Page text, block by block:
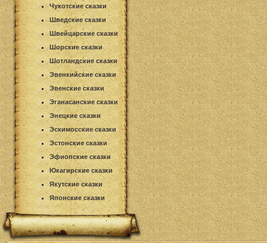
Чукотские сказки
Шведские сказки
Швейцарские сказки
Шорские сказки
Шотландские сказки
Эвенкийские сказки
Эвенские сказки
Эганасанские сказки
Энецкие сказки
Эскимосские сказки
Эстонские сказки
Эфиопские сказки
Юкагирские сказки
Якутские сказки
Японские сказки